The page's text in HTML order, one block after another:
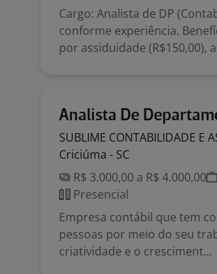
Cargo: Analista de DP
conforme experiência.
por assiduidade (R$150,00),
Analista De
SUBLIME CONTABILIDADE E
Criciúma - SC
R$ 3.000,00 a R$ 4.000,00
Presencial
Empresa contábil que tem
pessoas por meio do seu
criatividade e o cresciment...